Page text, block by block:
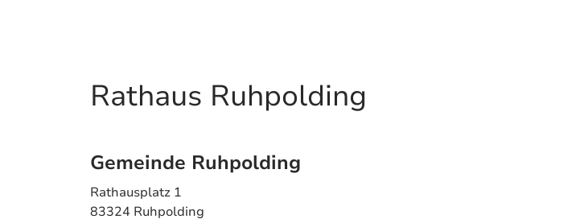
Rathaus Ruhpolding
Gemeinde Ruhpolding
Rathausplatz 1
83324 Ruhpolding